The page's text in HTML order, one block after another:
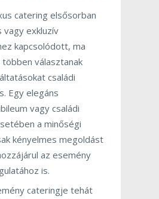
catering elsősorban
vagy exkluzív
kapcsolódott, ma
választanak
családi
Egy elegáns
vagy családi
a minőségi
kényelmes megoldást
az esemény
is.
cateringje tehát